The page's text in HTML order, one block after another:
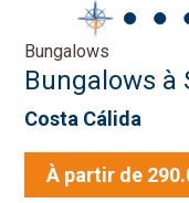
Bungalows
Bungalows à
Costa Cálida
À partir de